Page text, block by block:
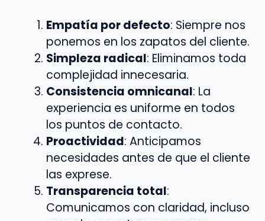
Empatía por defecto: Siempre nos
ponemos en los zapatos del cliente.
Simpleza radical: Eliminamos toda
complejidad innecesaria.
Consistencia omnicanal: La
experiencia es uniforme en todos
los puntos de contacto.
Proactividad: Anticipamos
necesidades antes de que el cliente
las exprese.
Transparencia total:
Comunicamos con claridad, incluso